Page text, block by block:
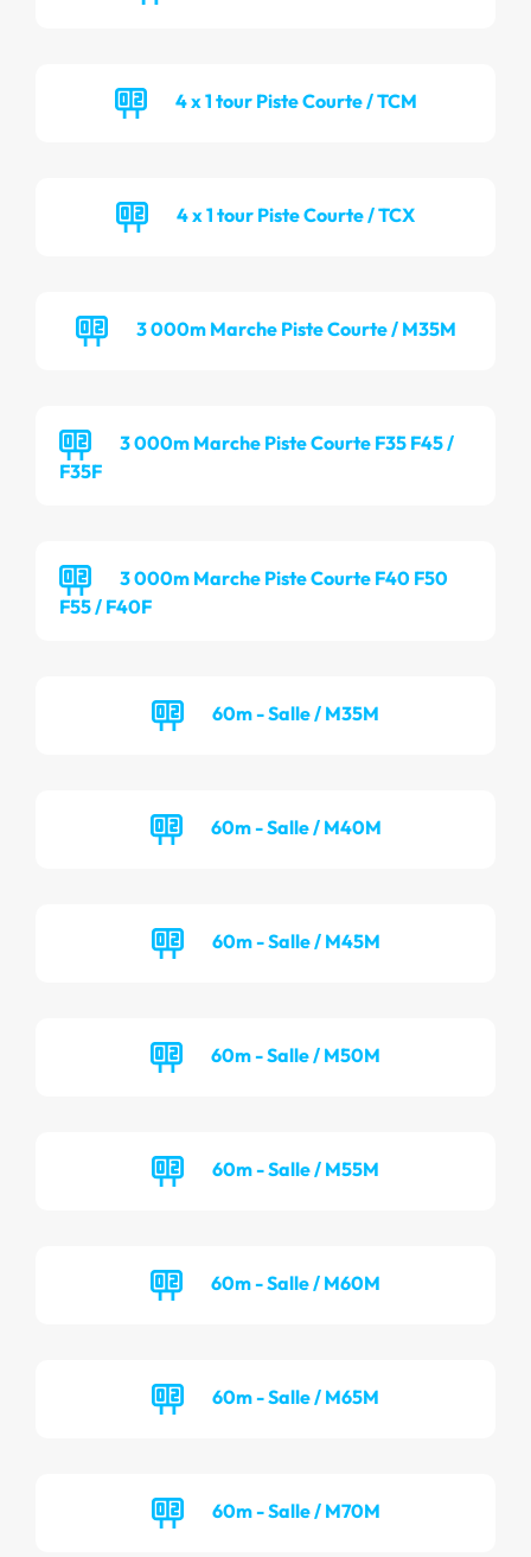
4 x 1 tour Piste Courte / TCM
4 x 1 tour Piste Courte / TCX
3 000m Marche Piste Courte / M35M
3 000m Marche Piste Courte F35 F45 /
F35F
3 000m Marche Piste Courte F40 F50
F55 / F40F
60m - Salle / M35M
60m - Salle / M40M
60m - Salle / M45M
60m - Salle / M50M
60m - Salle / M55M
60m - Salle / M60M
60m - Salle / M65M
60m - Salle / M70M